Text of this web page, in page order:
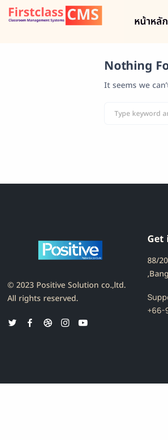
หน้าหลัก
Nothing
It seems we
© 2023 Positive Solution co.,ltd.
All rights reserved.
Get
88/
+66-